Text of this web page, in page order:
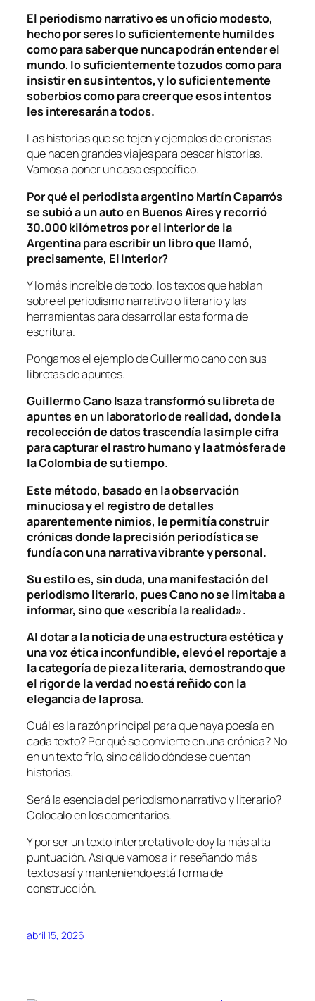
El periodismo narrativo es un oficio modesto,
hecho por seres lo suficientemente humildes
como para saber que nunca podrán entender el
mundo, lo suficientemente tozudos como para
insistir en sus intentos, y lo suficientemente
soberbios como para creer que esos intentos
les interesarán a todos.
Las historias que se tejen y ejemplos de cronistas
que hacen grandes viajes para pescar historias.
Vamos a poner un caso específico.
Por qué el periodista argentino Martín Caparrós
se subió a un auto en Buenos Aires y recorrió
30.000 kilómetros por el interior de la
Argentina para escribir un libro que llamó,
precisamente, El Interior?
Y lo más increíble de todo, los textos que hablan
sobre el periodismo narrativo o literario y las
herramientas para desarrollar esta forma de
escritura.
Pongamos el ejemplo de Guillermo cano con sus
libretas de apuntes.
Guillermo Cano Isaza transformó su libreta de
apuntes en un laboratorio de realidad, donde la
recolección de datos trascendía la simple cifra
para capturar el rastro humano y la atmósfera de
la Colombia de su tiempo.
Este método, basado en la observación
minuciosa y el registro de detalles
aparentemente nimios, le permitía construir
crónicas donde la precisión periodística se
fundía con una narrativa vibrante y personal.
Su estilo es, sin duda, una manifestación del
periodismo literario, pues Cano no se limitaba a
informar, sino que «escribía la realidad».
Al dotar a la noticia de una estructura estética y
una voz ética inconfundible, elevó el reportaje a
la categoría de pieza literaria, demostrando que
el rigor de la verdad no está reñido con la
elegancia de la prosa.
Cuál es la razón principal para que haya poesía en
cada texto? Por qué se convierte en una crónica? No
en un texto frío, sino cálido dónde se cuentan
historias.
Será la esencia del periodismo narrativo y literario?
Colocalo en los comentarios.
Y por ser un texto interpretativo le doy la más alta
puntuación. Así que vamos a ir reseñando más
textos así y manteniendo está forma de
construcción.
abril 15, 2026